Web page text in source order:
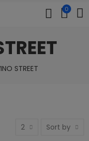
0
STREET
2 Sort by